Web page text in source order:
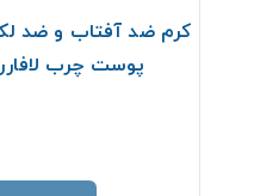
پوست چرب لافارر LaFarrerr